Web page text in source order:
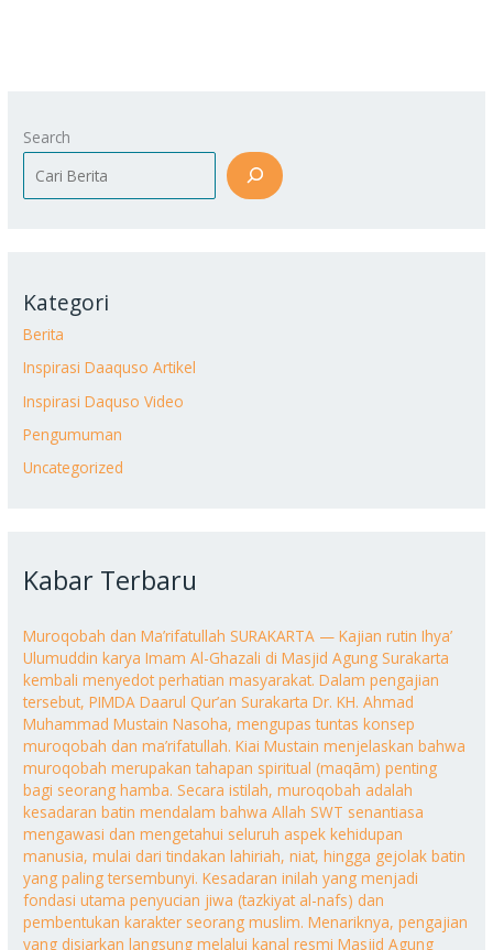
Search
Kategori
Berita
Inspirasi Daaquso Artikel
Inspirasi Daquso Video
Pengumuman
Uncategorized
Kabar Terbaru
Muroqobah dan Ma’rifatullah SURAKARTA — Kajian rutin Ihya’
Ulumuddin karya Imam Al-Ghazali di Masjid Agung Surakarta
kembali menyedot perhatian masyarakat. Dalam pengajian
tersebut, PIMDA Daarul Qur’an Surakarta Dr. KH. Ahmad
Muhammad Mustain Nasoha, mengupas tuntas konsep
muroqobah dan ma’rifatullah. Kiai Mustain menjelaskan bahwa
muroqobah merupakan tahapan spiritual (maqām) penting
bagi seorang hamba. Secara istilah, muroqobah adalah
kesadaran batin mendalam bahwa Allah SWT senantiasa
mengawasi dan mengetahui seluruh aspek kehidupan
manusia, mulai dari tindakan lahiriah, niat, hingga gejolak batin
yang paling tersembunyi. Kesadaran inilah yang menjadi
fondasi utama penyucian jiwa (tazkiyat al-nafs) dan
pembentukan karakter seorang muslim. Menariknya, pengajian
yang disiarkan langsung melalui kanal resmi Masjid Agung